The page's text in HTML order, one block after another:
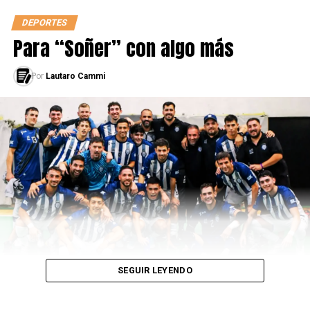
Gabriel Deck: El “tortu” es otra de las grandes
apariciones estos últimos años. Su posición habitual es
de Alero, pero también se puede adaptar a jugar como
Ala-Pívot. El nacido en Santiago del Estero actualmente
pertenece a los Oklahoma City Thunder, franquicia de la
del estado de Washington.
DEPORTES
Para “Soñer” con algo más
Por Lautaro Cammi
SEGUIR LEYENDO